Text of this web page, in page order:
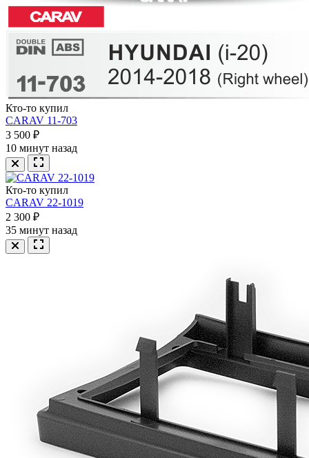
Кто-то купил
CARAV 11-703
3 500 ₽
10 минут назад
Кто-то купил
CARAV 22-1019
2 300 ₽
35 минут назад